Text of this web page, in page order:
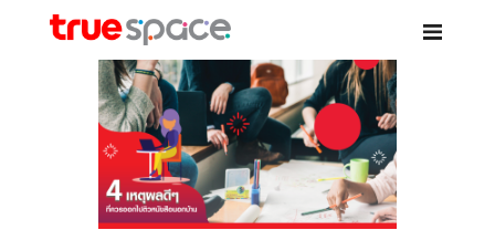
TRUE SPACE
Co-working space – เช่าห้องสัมมนา ห้องประชุม โต๊ะทำงาน สอนพิเศษ
บริการ